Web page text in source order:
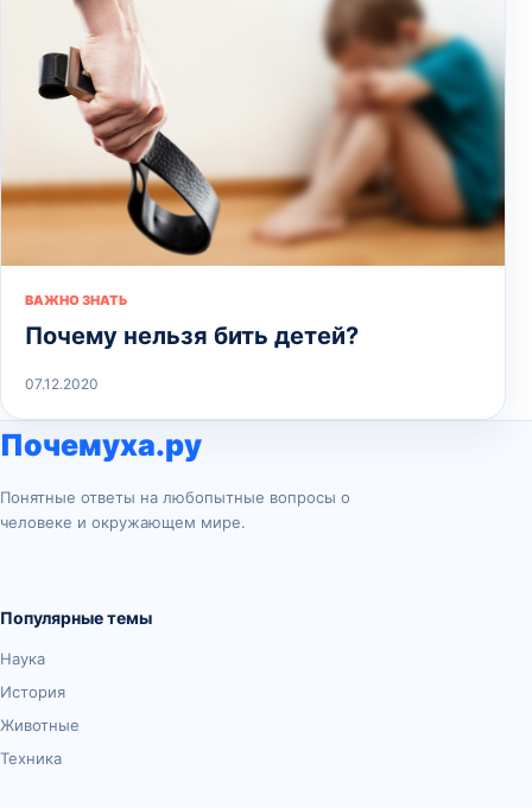
ВАЖНО ЗНАТЬ
Почему нельзя бить детей?
07.12.2020
Почемуха.ру
Понятные ответы на любопытные вопросы о
человеке и окружающем мире.
Популярные темы
Наука
История
Животные
Техника